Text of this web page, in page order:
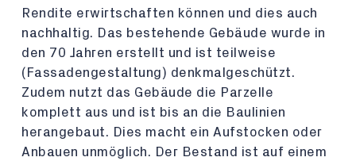
Rendite erwirtschaften können und dies auch
nachhaltig. Das bestehende Gebäude wurde in
den 70 Jahren erstellt und ist teilweise
(Fassadengestaltung) denkmalgeschützt.
Zudem nutzt das Gebäude die Parzelle
komplett aus und ist bis an die Baulinien
herangebaut. Dies macht ein Aufstocken oder
Anbauen unmöglich. Der Bestand ist auf einem